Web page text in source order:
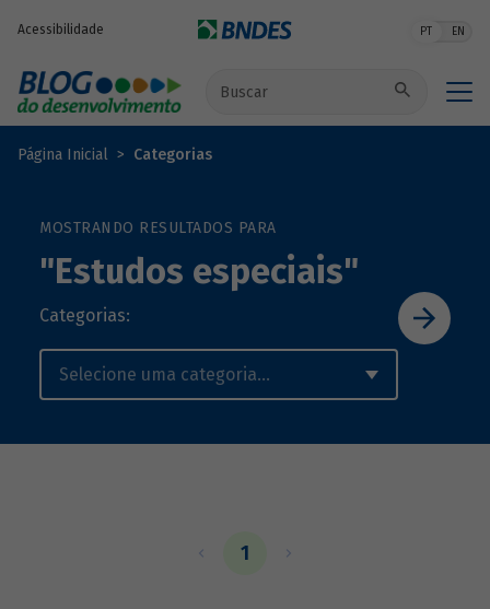
Acessibilidade PT EN
Buscar no site
Página Inicial Categorias
MOSTRANDO RESULTADOS PARA
"Estudos especiais"
Categorias:
1